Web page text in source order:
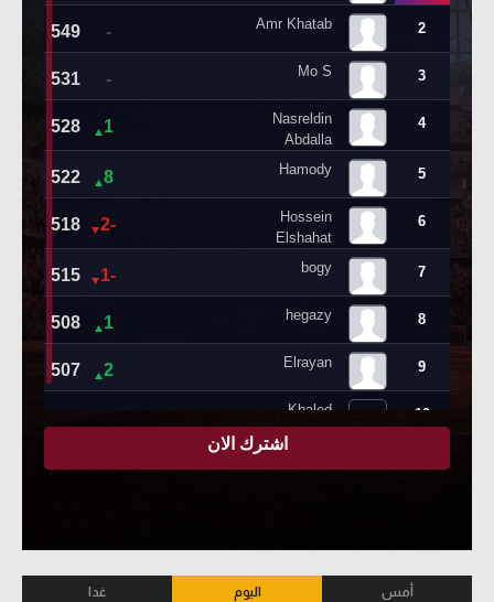
أمس اليوم غدا